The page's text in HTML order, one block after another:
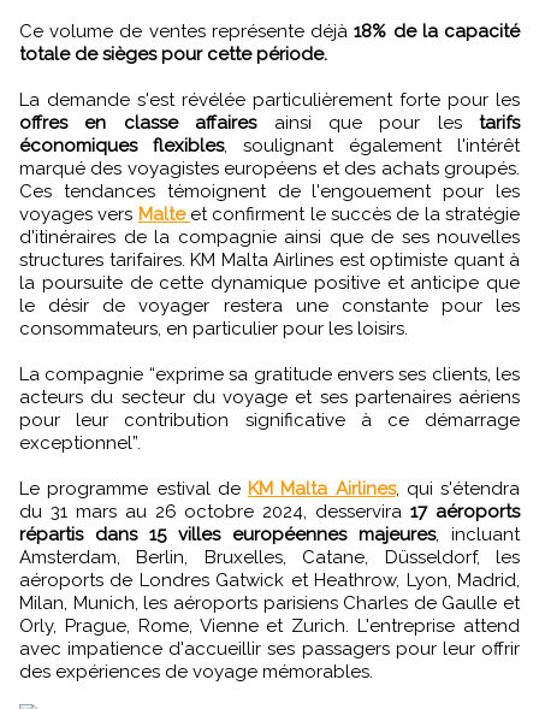
Ce volume de ventes représente déjà18% de la capacité
totale de sièges pour cette période.
La demande s'est révélée particulièrement forte pour les
offres en classe affairesainsi que pour les tarifs
économiques flexibles, soulignant également l'intérêt
marqué des voyagistes européens et des achats groupés.
Ces tendances témoignent de l'engouement pour les
voyages vers Malte et confirment le succès de la stratégie
d'itinéraires de la compagnie ainsi que de ses nouvelles
structures tarifaires. KM Malta Airlines est optimiste quant à
la poursuite de cette dynamique positive et anticipe que
le désir de voyager restera une constante pour les
consommateurs, en particulier pour les loisirs.
La compagnie “exprime sa gratitude envers ses clients, les
acteurs du secteur du voyage et ses partenaires aériens
pour leur contribution significative à ce démarrage
exceptionnel”.
Le programme estival de KM Malta Airlines, qui s'étendra
du 31 mars au 26 octobre 2024, desservira 17 aéroports
répartis dans 15 villes européennes majeures, incluant
Amsterdam, Berlin, Bruxelles, Catane, Düsseldorf, les
aéroports de Londres Gatwick et Heathrow, Lyon, Madrid,
Milan, Munich, les aéroports parisiens Charles de Gaulle et
Orly, Prague, Rome, Vienne et Zurich. L'entreprise attend
avec impatience d'accueillir ses passagers pour leur offrir
des expériences de voyage mémorables.